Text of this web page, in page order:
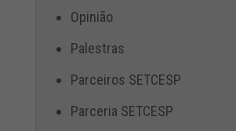
Opinião
Palestras
Parceiros SETCESP
Parceria SETCESP